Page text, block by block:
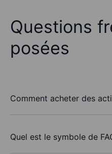
Questions
posées
Comment acheter des
Quel est le symbole de